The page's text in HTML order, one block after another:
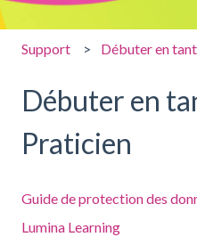
Support Débuter en
Débuter en
Praticien
Guide de protection des
Lumina Learning